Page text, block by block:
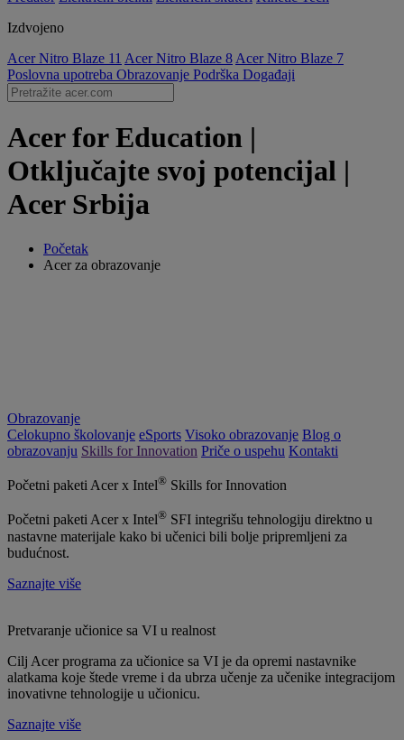
Izdvojeno
Acer Nitro Blaze 11 Acer Nitro Blaze 8 Acer Nitro Blaze 7
Poslovna upotreba Obrazovanje Podrška Događaji
Acer for Education |
Otključajte svoj potencijal |
Acer Srbija
Početak
Acer za obrazovanje
Obrazovanje
Celokupno školovanje eSports Visoko obrazovanje Blog o
obrazovanju Skills for Innovation Priče o uspehu Kontakti
Početni paketi Acer x Intel® Skills for Innovation
Početni paketi Acer x Intel® SFI integrišu tehnologiju direktno u
nastavne materijale kako bi učenici bili bolje pripremljeni za
budućnost.
Saznajte više
Pretvaranje učionice sa VI u realnost
Cilj Acer programa za učionice sa VI je da opremi nastavnike
alatkama koje štede vreme i da ubrza učenje za učenike integracijom
inovativne tehnologije u učionicu.
Saznajte više